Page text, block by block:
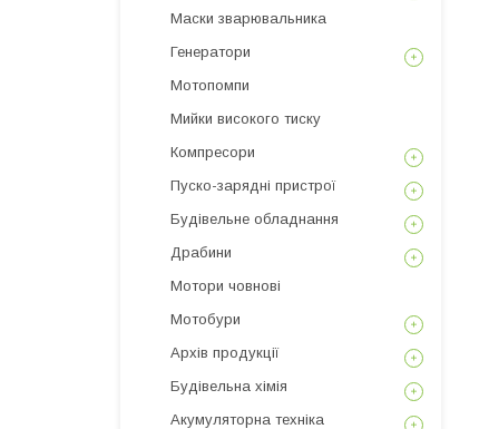
Маски зварювальника
Генератори
Мотопомпи
Мийки високого тиску
Компресори
Пуско-зарядні пристрої
Будівельне обладнання
Драбини
Мотори човнові
Мотобури
Архів продукції
Будівельна хімія
Акумуляторна техніка